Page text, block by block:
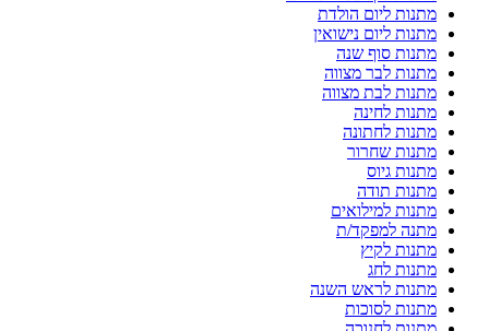
מתנות ליום הולדת
מתנות ליום נישואין
מתנות סוף שנה
מתנות לבר מצווה
מתנות לבת מצווה
מתנות לחינה
מתנות לחתונה
מתנות שחרור
מתנות גיוס
מתנות תודה
מתנות למילואים
מתנה למפקד/ת
מתנות לקיץ
מתנות לחג
מתנות לראש השנה
מתנות לסוכות